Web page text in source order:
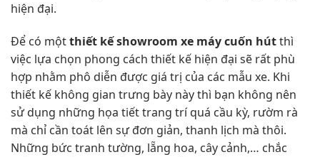
hiện đại.
Để có mộtthiết kế showroom xe máy cuốn hútthì
việc lựa chọn phong cách thiết kế hiện đại sẽ rất phù
hợp nhằm phô diễn được giá trị của các mẫu xe. Khi
thiết kế không gian trưng bày này thì bạn không nên
sử dụng những họa tiết trang trí quá cầu kỳ, rườm rà
mà chỉ cần toát lên sự đơn giản, thanh lịch mà thôi.
Những bức tranh tường, lẵng hoa, cây cảnh,… chắc